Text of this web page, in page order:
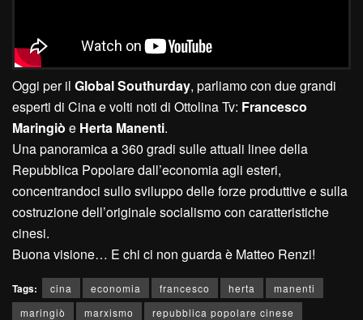
Oggi per il Global Southurday, parliamo con due grandi
esperti di Cina e volti noti di Ottolina Tv: Francesco
Maringiò e Herta Manenti.
Una panoramica a 360 gradi sulle attuali linee della
Repubblica Popolare dall’economia agli esteri,
concentrandoci sullo sviluppo delle forze produttive e sulla
costruzione dell’originale socialismo con caratteristiche
cinesi.
Buona visione… E chi ci non guarda è Matteo Renzi!
Tags: cina economia francesco herta
manenti
maringiò
marxismo
repubblica popolare cinese